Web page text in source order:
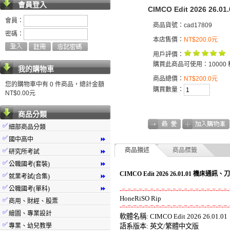
會員登入
會員：
密碼：
我的購物車
您的購物車中有 0 件商品，總計金額
NT$0.00元
商品分類
✅細部商品分類
⏩
✅ 國中高中
⏩
✅研究所考試
⏩
✅公職國考(套裝)
⏩
✅就業考試(合集)
⏩
✅公職國考(單科)
✅ 商用、財經、股票
✅繪圖、專業設計
✅專業、幼兒教學
CIMCO Edit 2026
商品貨號：cad17809
本店售價： NT$200.0元
用戶評價：
購買此商品可使用：10000
商品總價： NT$200.0元
購買數量：
商品描述 商品標籤
CIMCO Edit 2026 26.01.01 機床通訊、
-=-=-=-=-=-=-=-=-=-=-=-=-=-=-=-=-=-=-
-=-=-=-=-=-=-=-=-=-=-=-=-=-=-=-=-=-=-
軟體名稱: CIMCO Edit 2026 26.01.01
語系版本: 英文/繁體中文版